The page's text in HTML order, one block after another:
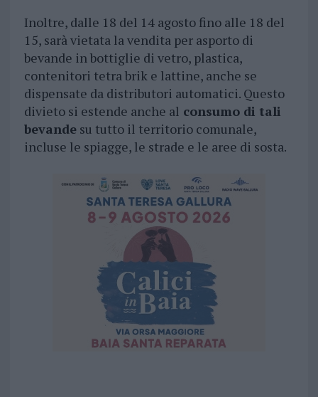
Inoltre, dalle 18 del 14 agosto fino alle 18 del
15, sarà vietata la vendita per asporto di
bevande in bottiglie di vetro, plastica,
contenitori tetra brik e lattine, anche se
dispensate da distributori automatici. Questo
divieto si estende anche al consumo di tali
bevandesu tutto il territorio comunale,
incluse le spiagge, le strade e le aree di sosta.